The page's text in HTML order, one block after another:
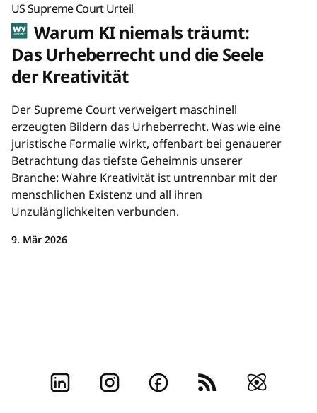
US Supreme Court Urteil
Warum KI niemals träumt:
Das Urheberrecht und die Seele
der Kreativität
Der Supreme Court verweigert maschinell
erzeugten Bildern das Urheberrecht. Was wie eine
juristische Formalie wirkt, offenbart bei genauerer
Betrachtung das tiefste Geheimnis unserer
Branche: Wahre Kreativität ist untrennbar mit der
menschlichen Existenz und all ihren
Unzulänglichkeiten verbunden.
9. Mär 2026